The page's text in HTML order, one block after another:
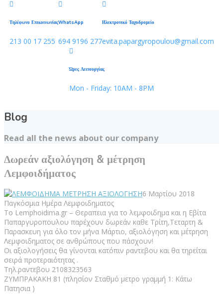
Τηλέφωνο Επικοινωνίας
213 00 17 255
WhatsApp
694 9196 277
Ηλεκτρονικό Ταχυδρομείο
evita.papargyropoulou@gmail.com
Ώρες Λειτουργίας
Mon - Friday: 10AM - 8PM
Blog
Read all the news about our company
Δωρεάν αξιολόγηση & μέτρηση
Λεμφοιδήματος
6 Μαρτίου 2018
Παγκόσμια Ημέρα Λεμφοιδηματος
Το Lemphoidima.gr – Θεραπεια για το λεμφοιδημα και η Εβίτα
Παπαργυροπουλου παρέχουν δωρεάν καθε Τρίτη,Τεταρτη &
Παρασκευη για όλο τον μήνα Μάρτιο, αξιολόγηση και μέτρηση
Λεμφοιδηματος σε ανθρώπους που πάσχουν!
Οι αξιολογήσεις θα γίνονται κατόπιν ραντεβου και θα τηρείται
σειρά προτεραιότητας .
Τηλ.ραντεβου 2108323563
ΖΥΜΠΡΑΚΑΚΗ 81 (πλησίον Σταθμό μετρο γραμμή 1: Κάτω
Πατησια )